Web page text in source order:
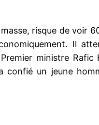
risque de voir
Il
ministre Rafic
confié un jeune